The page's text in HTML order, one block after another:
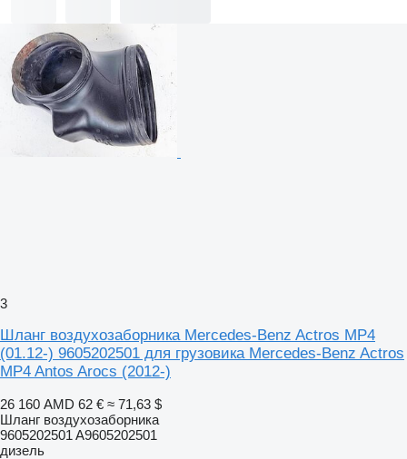
3
Шланг воздухозаборника Mercedes-Benz Actros MP4
(01.12-) 9605202501 для грузовика Mercedes-Benz Actros
MP4 Antos Arocs (2012-)
26 160 AMD 62 € ≈ 71,63 $
Шланг воздухозаборника
9605202501 A9605202501
дизель